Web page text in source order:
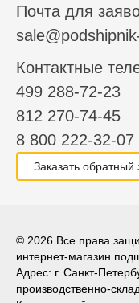
Почта для
Контактные
499 288-72-23
812 270-74-45
8 800 222-32-07
Заказать обратный
© 2026 Все права
интернет-магазин
Адрес: г. Санкт-
производственно-